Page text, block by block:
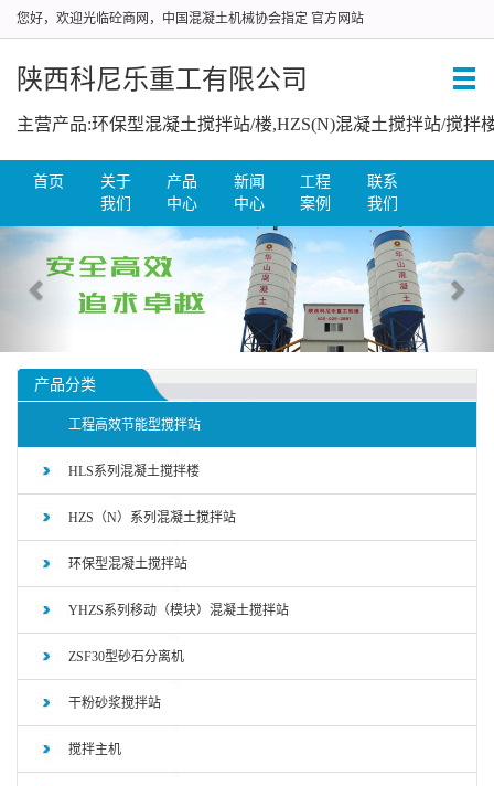
您好，欢迎光临砼商网，中国混凝土机械协会指定 官方网站
陕西科尼乐重工有限公司
首页
关于
我们
产品
中心
新闻
中心
工程
案例
联系
我们
产品分类
工程高效节能型搅拌站
HLS系列混凝土搅拌楼
HZS（N）系列混凝土搅拌站
环保型混凝土搅拌站
YHZS系列移动（模块）混凝土搅拌站
ZSF30型砂石分离机
干粉砂浆搅拌站
搅拌主机